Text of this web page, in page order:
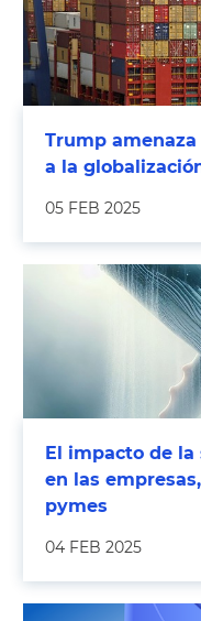
Trump
a la
05 FEB 2025
El impacto de
en las
pymes
04 FEB 2025